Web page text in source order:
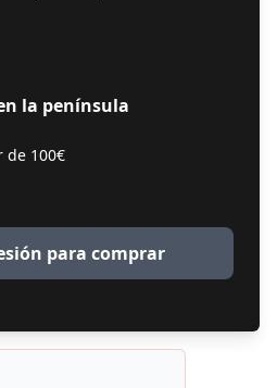
la península
100€
para comprar